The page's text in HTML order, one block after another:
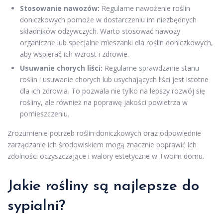
Stosowanie nawozów: Regularne nawożenie roślin
doniczkowych pomoże w dostarczeniu im niezbędnych
składników odżywczych. Warto stosować nawozy
organiczne lub specjalne mieszanki dla roślin doniczkowych,
aby wspierać ich wzrost i zdrowie.
Usuwanie chorych liści: Regularne sprawdzanie stanu
roślin i usuwanie chorych lub usychających liści jest istotne
dla ich zdrowia. To pozwala nie tylko na lepszy rozwój się
rośliny, ale również na poprawę jakości powietrza w
pomieszczeniu.
Zrozumienie potrzeb roślin doniczkowych oraz odpowiednie
zarządzanie ich środowiskiem mogą znacznie poprawić ich
zdolności oczyszczające i walory estetyczne w Twoim domu.
Jakie rośliny są najlepsze do
sypialni?